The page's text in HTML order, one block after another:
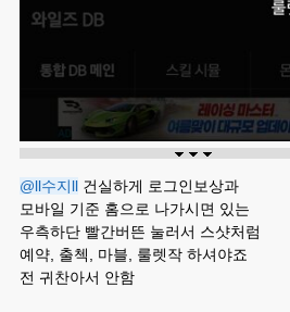
@ll수지ll 건실하게 로그인보상과
모바일 기준 홈으로 나가시면 있는
우측하단 빨간버뜬 눌러서 스샷처럼
예약, 출첵, 마블, 룰렛작 하셔야죠
전 귀찬아서 안함